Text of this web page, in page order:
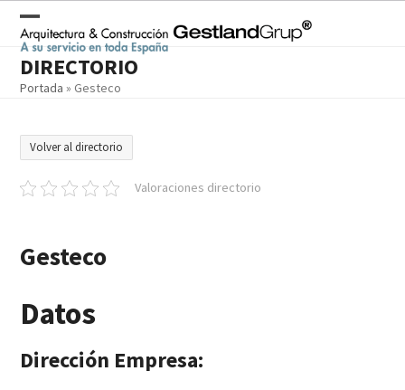
contentOpen
mobile
menu
Close
mobile
menu
DIRECTORIO
Portada » Gesteco
Volver al directorio
Valoraciones directorio
Gesteco
Datos
Dirección Empresa: